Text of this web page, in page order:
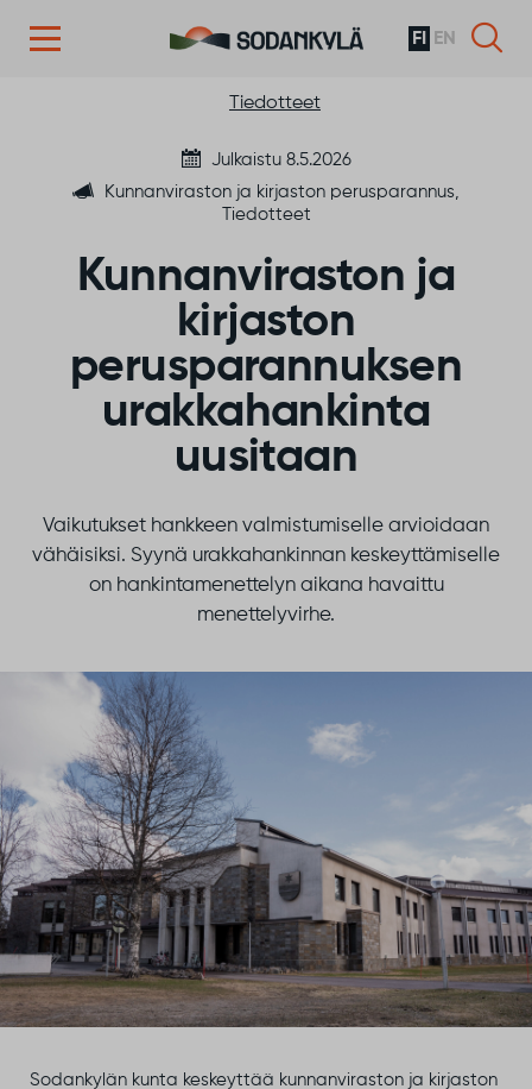
FI EN
Tiedotteet
Julkaistu 8.5.2026
Kunnanviraston ja kirjaston perusparannus,
Tiedotteet
Kunnanviraston ja
kirjaston
perusparannuksen
urakkahankinta
uusitaan
Vaikutukset hankkeen valmistumiselle arvioidaan
vähäisiksi. Syynä urakkahankinnan keskeyttämiselle
on hankintamenettelyn aikana havaittu
menettelyvirhe.
Sodankylän kunta keskeyttää kunnanviraston ja kirjaston